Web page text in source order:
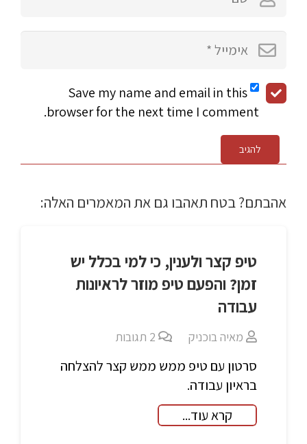
Save my name and email in this
browser for the next time I comment.
להגיב
אהבתם? בטח תאהבו גם את המאמרים האלה:
טיפ קצר ולענין, כי למי בכלל יש
זמן? והפעם טיפ מוזר לראיונות
עבודה
מאיה בוכניק 2 תגובות
סרטון עם טיפ ממש ממש קצר להצלחה
בראיון עבודה.
קרא עוד...